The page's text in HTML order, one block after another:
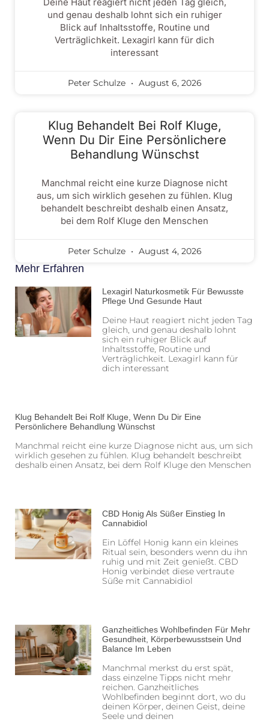
und genau deshalb lohnt sich ein ruhiger
Blick auf Inhaltsstoffe, Routine und
Verträglichkeit. Lexagirl kann für dich
interessant
Peter Schulze August 6, 2026
Klug Behandelt Bei Rolf Kluge,
Wenn Du Dir Eine Persönlichere
Behandlung Wünschst
Manchmal reicht eine kurze Diagnose nicht
aus, um sich wirklich gesehen zu fühlen. Klug
behandelt beschreibt deshalb einen Ansatz,
bei dem Rolf Kluge den Menschen
Peter Schulze August 4, 2026
Mehr Erfahren
Lexagirl Naturkosmetik Für Bewusste
Pflege Und Gesunde Haut
Deine Haut reagiert nicht jeden Tag
gleich, und genau deshalb lohnt
sich ein ruhiger Blick auf
Inhaltsstoffe, Routine und
Verträglichkeit. Lexagirl kann für
dich interessant
Klug Behandelt Bei Rolf Kluge, Wenn Du Dir Eine
Persönlichere Behandlung Wünschst
Manchmal reicht eine kurze Diagnose nicht aus, um sich
wirklich gesehen zu fühlen. Klug behandelt beschreibt
deshalb einen Ansatz, bei dem Rolf Kluge den Menschen
CBD Honig Als Süßer Einstieg In
Cannabidiol
Ein Löffel Honig kann ein kleines
Ritual sein, besonders wenn du ihn
ruhig und mit Zeit genießt. CBD
Honig verbindet diese vertraute
Süße mit Cannabidiol
Ganzheitliches Wohlbefinden Für Mehr
Gesundheit, Körperbewusstsein Und
Balance Im Leben
Manchmal merkst du erst spät,
dass einzelne Tipps nicht mehr
reichen. Ganzheitliches
Wohlbefinden beginnt dort, wo du
deinen Körper, deinen Geist, deine
Seele und deinen